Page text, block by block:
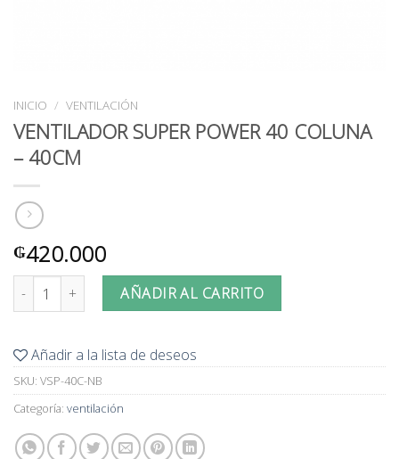
INICIO / VENTILACIÓN
VENTILADOR SUPER POWER 40 COLUNA
– 40CM
₲420.000
VENTILADOR SUPER POWER 40 COLUNA - 40CM cantidad
AÑADIR AL CARRITO
Añadir a la lista de deseos
SKU: VSP-40C-NB
Categoría: ventilación